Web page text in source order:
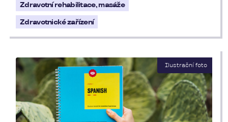
Zdravotní rehabilitace, masáže
Zdravotnické zařízení